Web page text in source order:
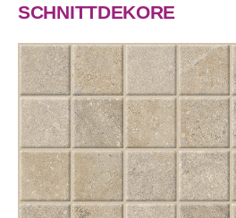
SCHNITTDEKORE